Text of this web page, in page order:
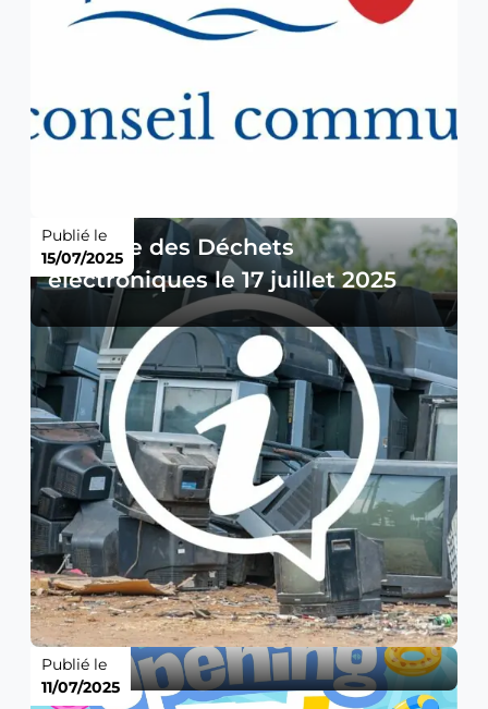
Collecte des Déchets
électroniques le 17 juillet 2025
Publié le
15/07/2025
Publié le
11/07/2025